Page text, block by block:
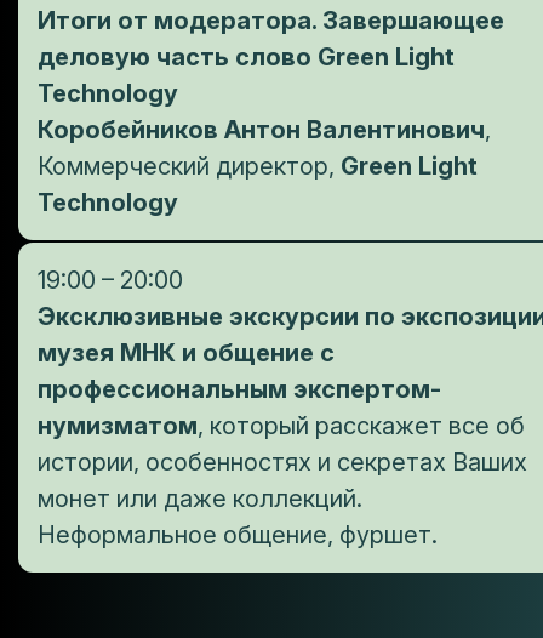
Итоги от модератора. Завершающее
деловую часть слово Green Light
Technology
Коробейников Антон Валентинович,
Коммерческий директор, Green Light
Technology
19:00 – 20:00
Эксклюзивные экскурсии по
музея МНК и общение с
профессиональным экспертом-
нумизматом, который расскажет все об
истории, особенностях и секретах Ваших
монет или даже коллекций.
Неформальное общение, фуршет.